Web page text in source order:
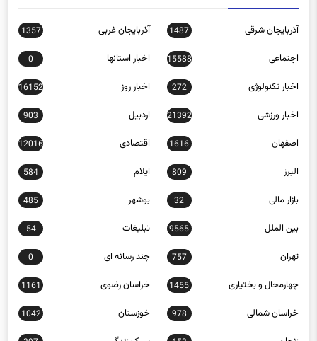
آذربایجان شرقی 1487 آذربایجان غربی 1357
اجتماعی 15588 اخبار استانها 0
اخبار تکنولوژی 272 اخبار روز 16152
اخبار ورزشی 21392 اردبیل 903
اصفهان 1616 اقتصادی 12016
البرز 809 ایلام 584
بازار مالی 32 بوشهر 485
بین الملل 9565 تبلیغات 54
تهران 757 چند رسانه ای 0
چهارمحال و بختیاری 1455 خراسان رضوی 1161
خراسان شمالی 978 خوزستان 1042